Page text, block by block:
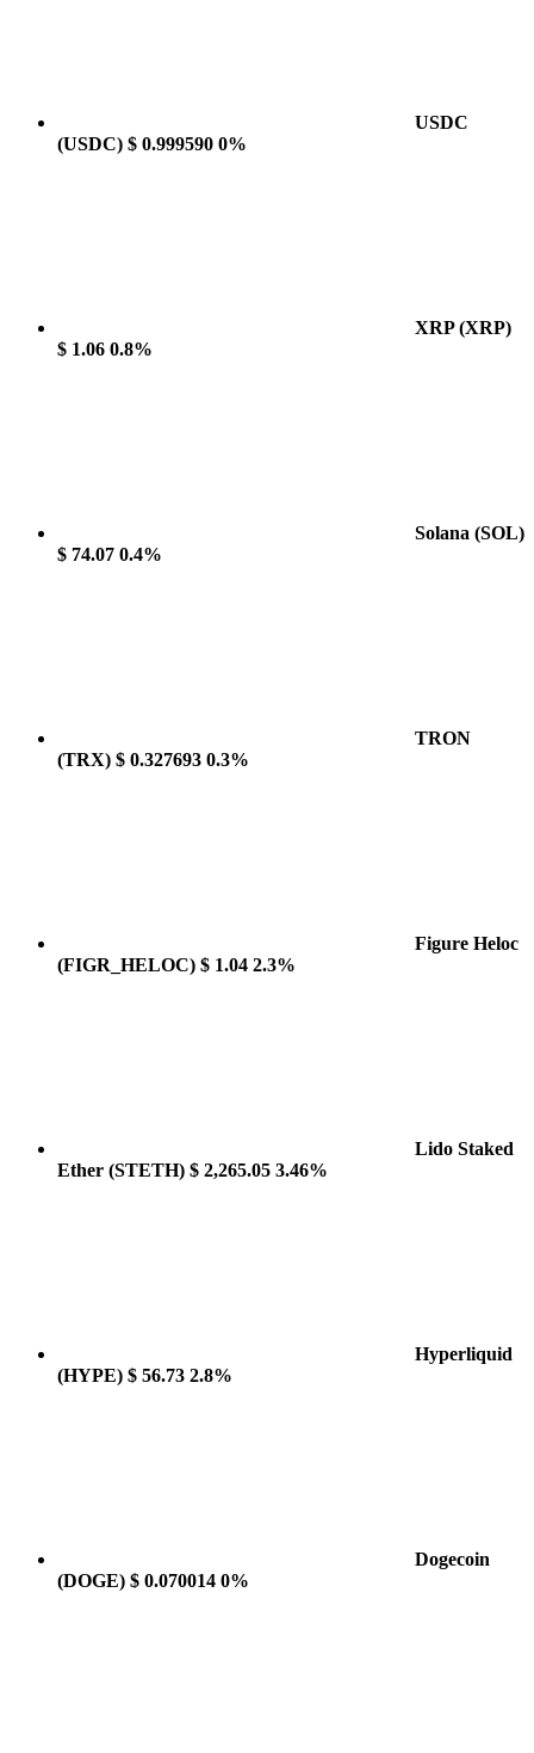
USDC
(USDC) $ 0.999590 0%
XRP(XRP)
$ 1.06 0.8%
Solana (SOL)
$ 74.07 0.4%
TRON
(TRX) $ 0.327693 0.3%
Figure Heloc
(FIGR_HELOC) $ 1.04 2.3%
Lido Staked
Ether (STETH) $ 2,265.05 3.46%
Hyperliquid
(HYPE) $ 56.73 2.8%
Dogecoin
(DOGE) $ 0.070014 0%